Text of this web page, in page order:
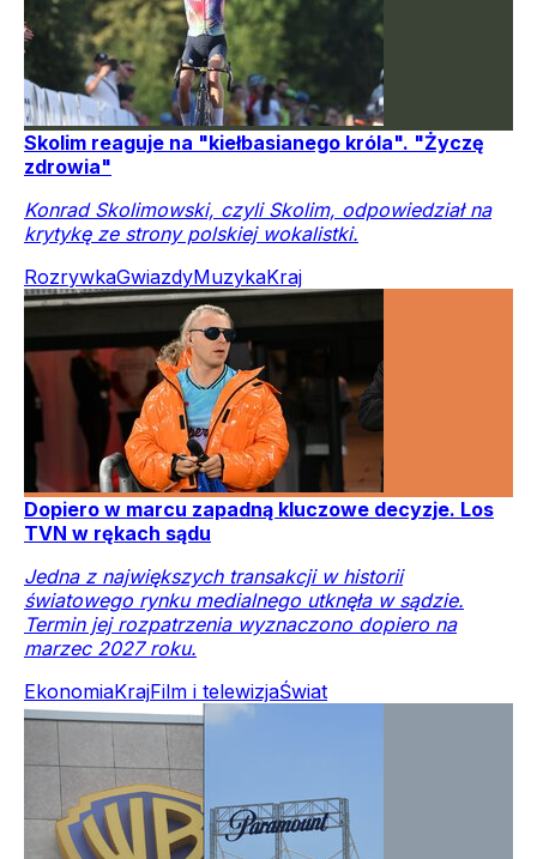
Skolim reaguje na "kiełbasianego króla". "Życzę
zdrowia"
Konrad Skolimowski, czyli Skolim, odpowiedział na
krytykę ze strony polskiej wokalistki.
RozrywkaGwiazdyMuzykaKraj
Dopiero w marcu zapadną kluczowe decyzje. Los
TVN w rękach sądu
Jedna z największych transakcji w historii
światowego rynku medialnego utknęła w sądzie.
Termin jej rozpatrzenia wyznaczono dopiero na
marzec 2027 roku.
EkonomiaKrajFilm i telewizjaŚwiat